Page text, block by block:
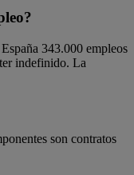
343.000 empleos
indefinido. La
son contratos